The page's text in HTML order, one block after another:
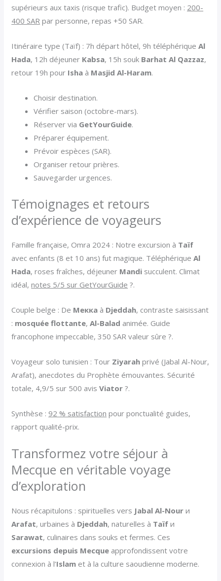
supérieurs aux taxis (risque trafic). Budget moyen : 200-
400 SAR par personne, repas +50 SAR.
Itinéraire type (Taïf) : 7h départ hôtel, 9h téléphériqueAl
Hada, 12h déjeuner Kabsa, 15h souk Barhat Al Qazzaz,
retour 19h pour Isha à Masjid Al-Haram.
Choisir destination.
Vérifier saison (octobre-mars).
Réserver via GetYourGuide.
Préparer équipement.
Prévoir espèces (SAR).
Organiser retour prières.
Sauvegarder urgences.
Témoignages et retours
d’expérience de voyageurs
Famille française, Omra 2024 : Notre excursion à Taïf
avec enfants (8 et 10 ans) fut magique. TéléphériqueAl
Hada, roses fraîches, déjeuner Mandi succulent. Climat
idéal,notes 5/5 sur GetYourGuide ?.
Couple belge : De Мекка à Djeddah, contraste saisissant
: mosquée flottante,Al-Balad animée. Guide
francophone impeccable, 350 SAR valeur sûre ?.
Voyageur solo tunisien : Tour Ziyarah privé (Jabal Al-Nour,
Arafat), anecdotes du Prophète émouvantes. Sécurité
totale, 4,9/5 sur 500 avisViator ?.
Synthèse : 92 % satisfaction pour ponctualité guides,
rapport qualité-prix.
Transformez votre séjour à
Mecque en véritable voyage
d’exploration
Nous récapitulons : spirituelles vers Jabal Al-Nour и
Arafat, urbaines à Djeddah, naturelles à Taïf и
Sarawat, culinaires dans souks et fermes. Ces
excursions depuis Mecque approfondissent votre
connexion à l’Islam et à la culture saoudienne moderne.